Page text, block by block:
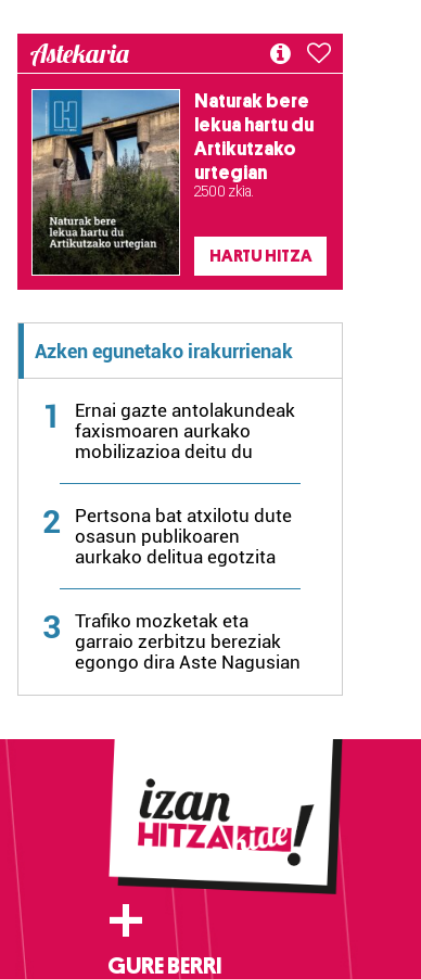
Astekaria
Naturak bere
lekua hartu du
Artikutzako
urtegian
2.500 zkia.
HARTU HITZA
Azken egunetako irakurrienak
1
Ernai gazte antolakundeak
faxismoaren aurkako
mobilizazioa deitu du
2
Pertsona bat atxilotu dute
osasun publikoaren
aurkako delitua egotzita
3
Trafiko mozketak eta
garraio zerbitzu bereziak
egongo dira Aste Nagusian
+
GURE BERRI